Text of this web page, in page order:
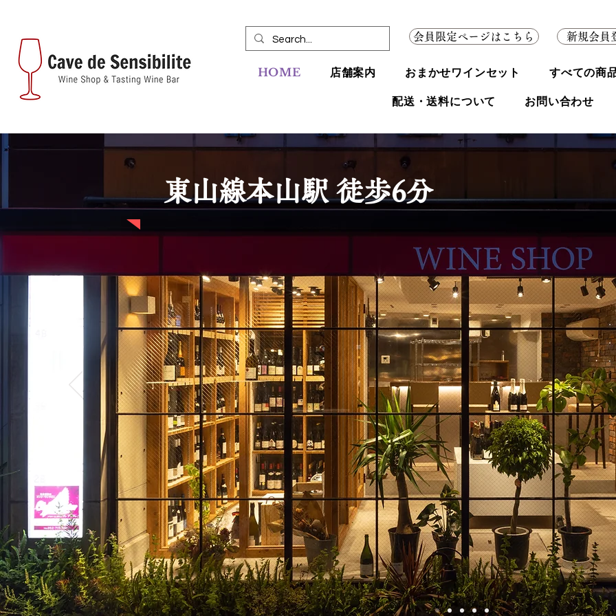
会員限定ページはこちら 新規会員
HOME 店舗案内 おまかせワインセット すべての商
配送・送料について お問い合わせ
​東山線本山駅 徒歩6分